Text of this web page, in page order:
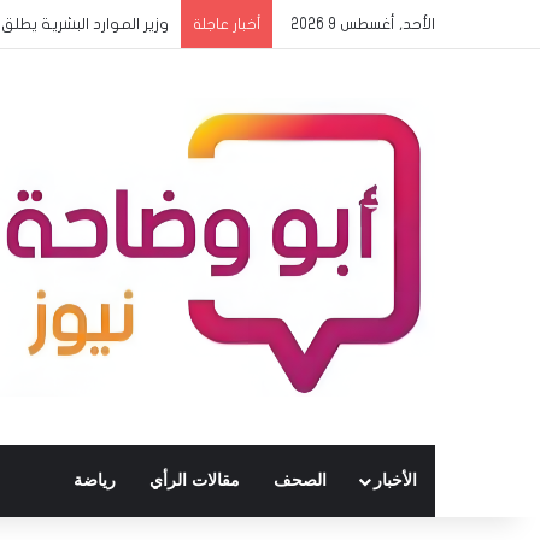
الأحد, أغسطس 9 2026 أخبار عاجلة وزير الموارد البشرية
الأخبار الصحف مقالات الرأي رياضة